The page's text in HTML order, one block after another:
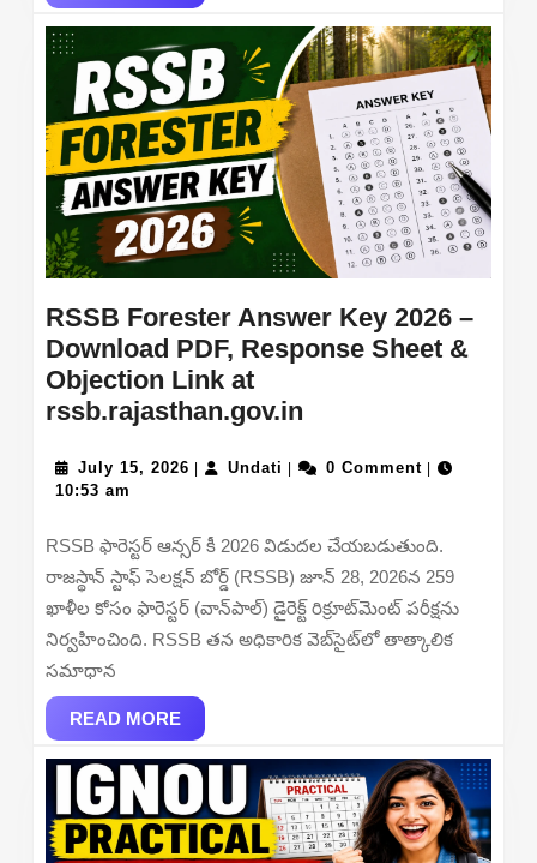
Counselling
Date
&
Next
Steps
at
tripurauniv.ac.in
MORE
RSSB Forester Answer Key 2026 –
Download PDF, Response Sheet &
Objection Link at
rssb.rajasthan.gov.in
Answer
2026
Download
PDF,
Response
Objection
Link
at
July 15, 2026 July
| Undati Undati
| 0 Comment |
10:53 am
RSSB ఫారెస్టర్ ఆన్సర్ కీ 2026 విడుదల చేయబడుతుంది.
రాజస్థాన్ స్టాఫ్ సెలక్షన్ బోర్డ్ (RSSB) జూన్ 28, 2026న 259
ఖాళీల కోసం ఫారెస్టర్ (వాన్‌పాల్) డైరెక్ట్ రిక్రూట్‌మెంట్ పరీక్షను
నిర్వహించింది. RSSB తన అధికారిక వెబ్‌సైట్‌లో తాత్కాలిక
సమాధాన
READ MOREREAD
MORE